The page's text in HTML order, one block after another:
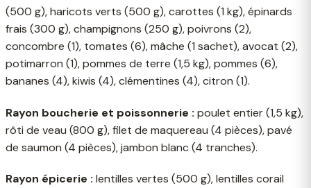
(500 g), haricots verts (500 g), carottes (1 kg), épinards
frais (300 g), champignons (250 g), poivrons (2),
concombre (1), tomates (6), mâche (1 sachet), avocat (2),
potimarron (1), pommes de terre (1,5 kg), pommes (6),
bananes (4), kiwis (4), clémentines (4), citron (1).
Rayon boucherie et poissonnerie : poulet entier (1,5 kg),
rôti de veau (800 g), filet de maquereau (4 pièces), pavé
de saumon (4 pièces), jambon blanc (4 tranches).
Rayon épicerie : lentilles vertes (500 g), lentilles corail